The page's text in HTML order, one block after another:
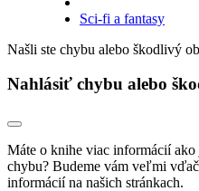
Sci-fi a fantasy
Našli ste chybu alebo škodlivý
Nahlásiť chybu alebo
Máte o knihe viac informácií ako
chybu? Budeme vám veľmi
informácií na našich stránkach.